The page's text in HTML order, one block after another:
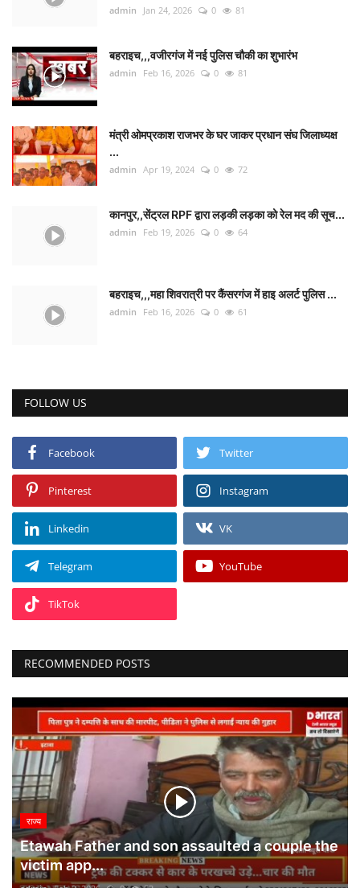
admin Jan 24, 2026 0 81
बहराइच,,,वजीरगंज में नई पुलिस चौकी का शुभारंभ
admin Feb 16, 2026 0 81
मंत्री ओमप्रकाश राजभर के घर जाकर प्रधान संघ जिलाध्यक्ष
...
admin Apr 19, 2024 0 72
कानपुर,,सेंट्रल RPF द्वारा लड़की लड़का को रेल मद की सूच...
admin Feb 19, 2026 0 64
बहराइच,,,महा शिवरात्री पर कैंसरगंज में हाइ अलर्ट पुलिस ...
admin Feb 16, 2026 0 61
FOLLOW US
Facebook Twitter
Pinterest Instagram
Linkedin VK
Telegram YouTube
TikTok
RECOMMENDED POSTS
राज्य
Etawah Father and son assaulted a couple the
victim app...